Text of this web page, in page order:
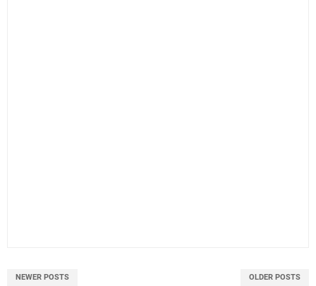
NEWER POSTS OLDER POSTS